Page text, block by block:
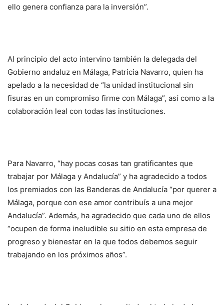
ello genera confianza para la inversión”.
Al principio del acto intervino también la delegada del
Gobierno andaluz en Málaga, Patricia Navarro, quien ha
apelado a la necesidad de “la unidad institucional sin
fisuras en un compromiso firme con Málaga”, así como a la
colaboración leal con todas las instituciones.
Para Navarro, “hay pocas cosas tan gratificantes que
trabajar por Málaga y Andalucía” y ha agradecido a todos
los premiados con las Banderas de Andalucía “por querer a
Málaga, porque con ese amor contribuís a una mejor
Andalucía”. Además, ha agradecido que cada uno de ellos
“ocupen de forma ineludible su sitio en esta empresa de
progreso y bienestar en la que todos debemos seguir
trabajando en los próximos años”.